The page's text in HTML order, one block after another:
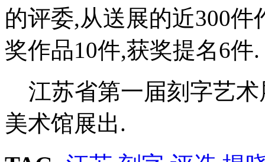
的评委,从送展的近300
奖作品10件,获奖提名6件.
江苏省第一届刻字艺术
美术馆展出.